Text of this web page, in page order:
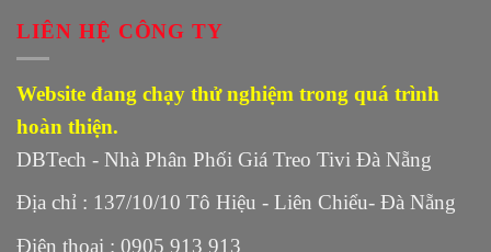
LIÊN HỆ CÔNG TY
Website đang chạy thử nghiệm trong quá trình
hoàn thiện.
DBTech - Nhà Phân Phối Giá Treo Tivi Đà Nẵng
Địa chỉ : 137/10/10 Tô Hiệu - Liên Chiểu- Đà Nẵng
Điện thoại : 0905 913 913